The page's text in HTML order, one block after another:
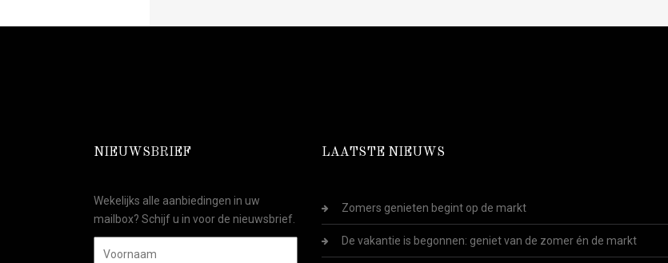
NIEUWSBRIEF
Wekelijks alle aanbiedingen in uw
mailbox? Schijf u in voor de nieuwsbrief.
LAATSTE NIEUWS
Zomers genieten begint op de markt
De vakantie is begonnen: geniet van de zomer én de markt